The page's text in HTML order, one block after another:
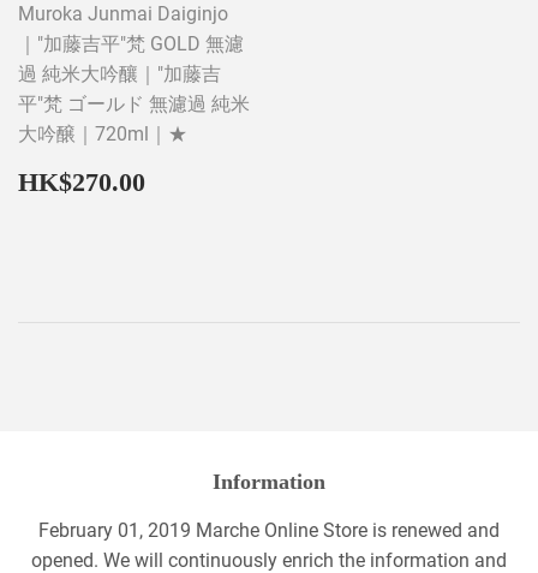
Muroka Junmai Daiginjo
｜"加藤吉平"梵 GOLD 無濾
過 純米大吟釀｜"加藤吉
平"梵 ゴールド 無濾過 純米
大吟醸｜720ml｜★
Regular
price
HK$270.00
Information
February 01, 2019 Marche Online Store is renewed and
opened. We will continuously enrich the information and